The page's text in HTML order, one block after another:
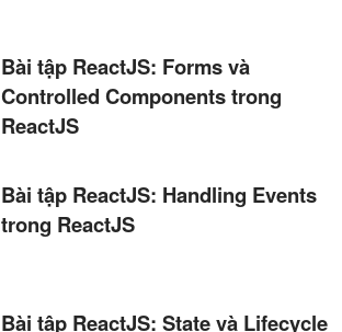
Bài tập ReactJS: Forms và
Controlled Components trong
ReactJS
Bài tập ReactJS: Handling Events
trong ReactJS
Bài tập ReactJS: State và Lifecycle